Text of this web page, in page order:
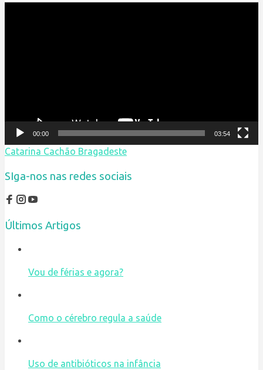
00:00 03:54
Catarina Cachão Bragadeste
SIga-nos nas redes sociais
Últimos Artigos
Vou de férias e agora?
Como o cérebro regula a saúde
Uso de antibióticos na infância